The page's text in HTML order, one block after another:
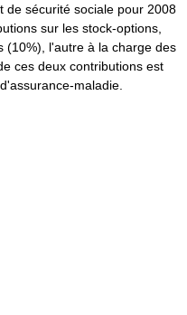
de sécurité sociale pour 2008
sur les stock-options,
(10%), l'autre à la charge des
ces deux contributions est
maladie.